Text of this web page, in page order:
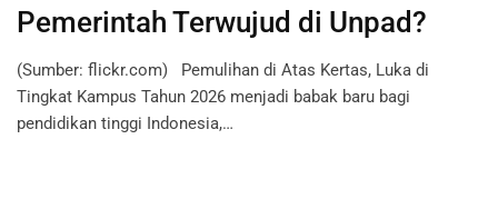
Pemerintah Terwujud di Unpad?
(Sumber: flickr.com) Pemulihan di Atas Kertas, Luka di
Tingkat Kampus Tahun 2026 menjadi babak baru bagi
pendidikan tinggi Indonesia,…